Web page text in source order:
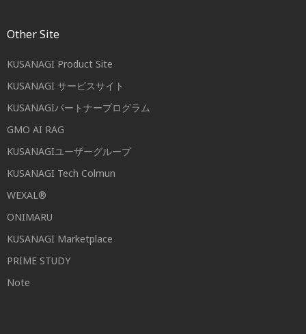
Other Site
KUSANAGI Product Site
KUSANAGI サービスサイト
KUSANAGIパートナープログラム
GMO AI RAG
KUSANAGIユーザーグループ
KUSANAGI Tech Colmun
WEXAL®
ONIMARU
KUSANAGI Marketplace
PRIME STUDY
Note